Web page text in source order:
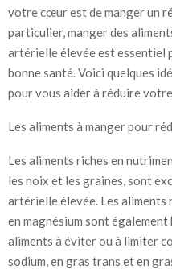
votre cœur est de manger un
particulier, manger des
artérielle élevée est essentiel
bonne santé. Voici quelques
pour vous aider à réduire
Les aliments à manger pour
Les aliments riches en
les noix et les graines, sont
artérielle élevée. Les aliments
en magnésium sont
aliments à éviter ou à limiter
sodium, en gras trans et en